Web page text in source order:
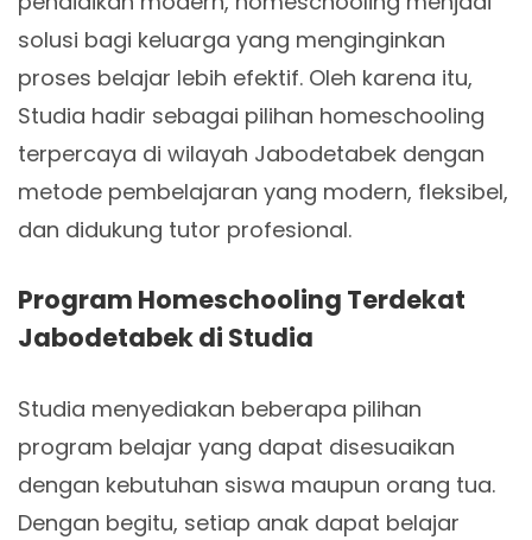
solusi bagi keluarga yang menginginkan
proses belajar lebih efektif. Oleh karena itu,
Studia hadir sebagai pilihan homeschooling
terpercaya di wilayah Jabodetabek dengan
metode pembelajaran yang modern, fleksibel,
dan didukung tutor profesional.
Program Homeschooling Terdekat
Jabodetabek di Studia
Studia menyediakan beberapa pilihan
program belajar yang dapat disesuaikan
dengan kebutuhan siswa maupun orang tua.
Dengan begitu, setiap anak dapat belajar